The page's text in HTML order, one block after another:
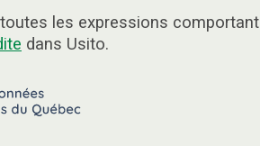
les expressions
dans Usito.